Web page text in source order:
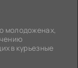
молодоженах,
в курьезные